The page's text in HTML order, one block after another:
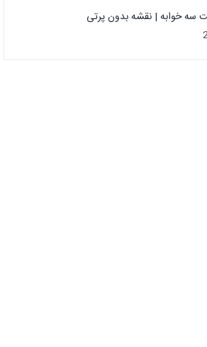
سه خوابه | نقشه بدون پرتی